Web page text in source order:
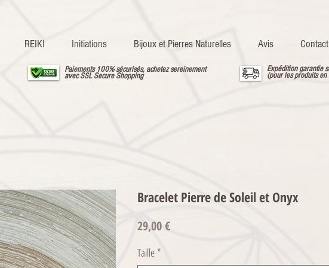
REIKI Initiations Bijoux et Pierres Naturelles Avis Contact
Paiements 100% sécurisés, achetez sereinement
avec SSL Secure Shopping
Expédition garantie
(pour les produits en
Bracelet Pierre de Soleil et Onyx
29,00 €Prix
Taille *